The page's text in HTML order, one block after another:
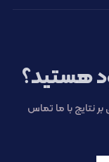
هستید؟
نتایج با ما تماس